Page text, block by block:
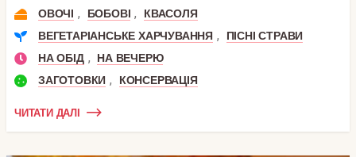
ОВОЧІ , БОБОВІ ,
КВАСОЛЯ
ВЕГЕТАРІАНСЬКЕ ХАРЧУВАННЯ ,
ПІСНІ СТРАВИ
НА ОБІД ,
НА ВЕЧЕРЮ
ЗАГОТОВКИ , КОНСЕРВАЦІЯ
ЧИТАТИ ДАЛІ